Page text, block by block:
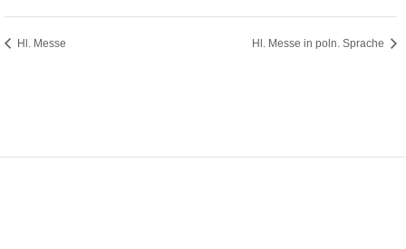
Hl. Messe Hl. Messe in poln. Sprache